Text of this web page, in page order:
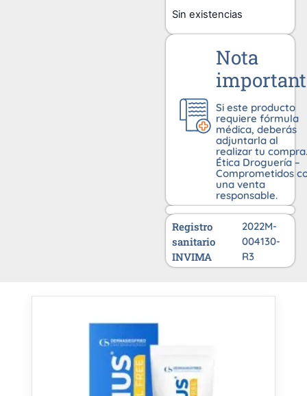
Sin existencias
Nota
Si este producto
requiere fórmula
médica, deberás
adjuntarla al
realizar tu compra.
Ética Droguería –
Comprometidos
una venta
responsable.
Registro
sanitario
INVIMA
2022M-
004130-
R3